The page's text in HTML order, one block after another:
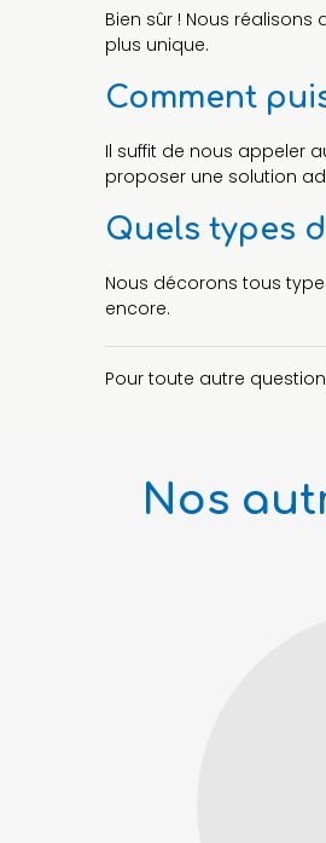
Bien sûr ! Nous
plus unique.
Comment
Il suffit de nous appeler
proposer une solution
Quels types
Nous décorons tous
encore.
Pour toute autre
Nos